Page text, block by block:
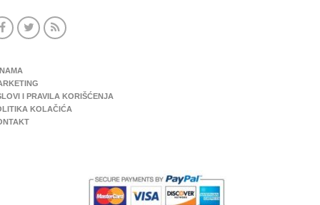
I PRAVILA KORIŠĆENJA
KOLAČIĆA